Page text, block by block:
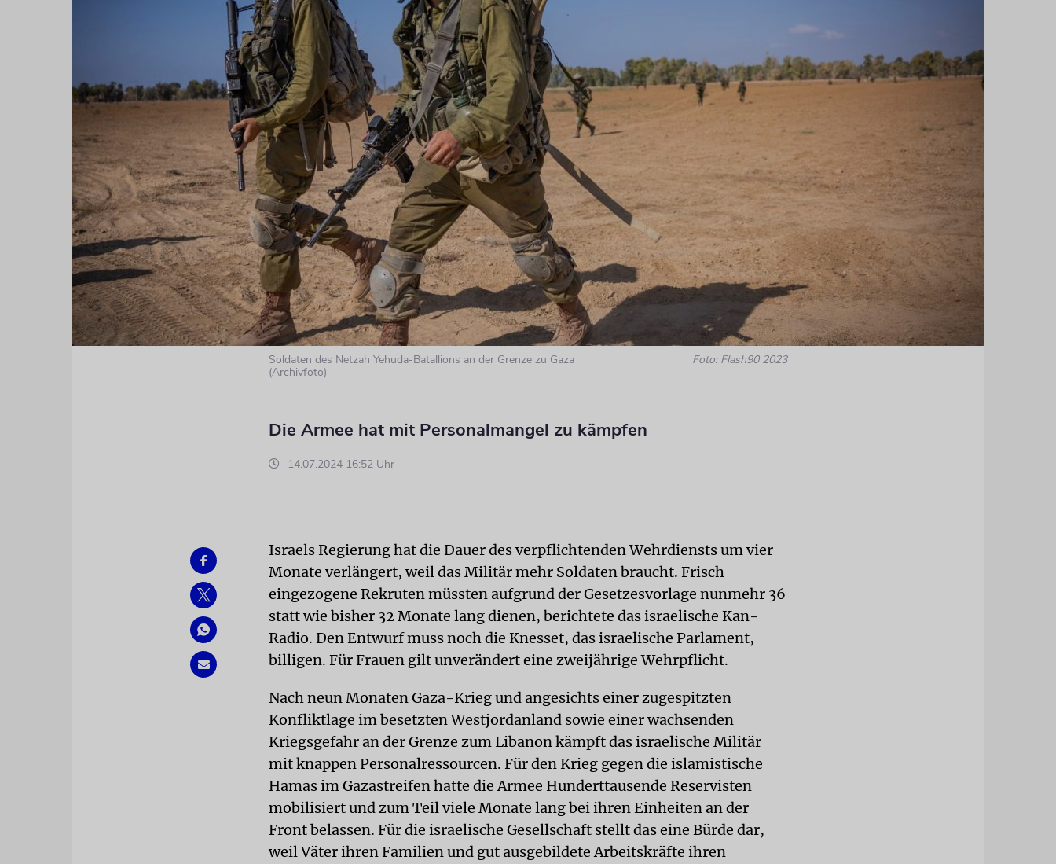
Soldaten des Netzah Yehuda-Batallions an der Grenze zu Gaza
(Archivfoto)
Foto: Flash90 2023
Die Armee hat mit Personalmangel zu kämpfen
14.07.2024 16:52 Uhr
Israels Regierung hat die Dauer des verpflichtenden Wehrdiensts um vier
Monate verlängert, weil das Militär mehr Soldaten braucht. Frisch
eingezogene Rekruten müssten aufgrund der Gesetzesvorlage nunmehr 36
statt wie bisher 32 Monate lang dienen, berichtete das israelische Kan-
Radio. Den Entwurf muss noch die Knesset, das israelische Parlament,
billigen. Für Frauen gilt unverändert eine zweijährige Wehrpflicht.
Nach neun Monaten Gaza-Krieg und angesichts einer zugespitzten
Konfliktlage im besetzten Westjordanland sowie einer wachsenden
Kriegsgefahr an der Grenze zum Libanon kämpft das israelische Militär
mit knappen Personalressourcen. Für den Krieg gegen die islamistische
Hamas im Gazastreifen hatte die Armee Hunderttausende Reservisten
mobilisiert und zum Teil viele Monate lang bei ihren Einheiten an der
Front belassen. Für die israelische Gesellschaft stellt das eine Bürde dar,
weil Väter ihren Familien und gut ausgebildete Arbeitskräfte ihren